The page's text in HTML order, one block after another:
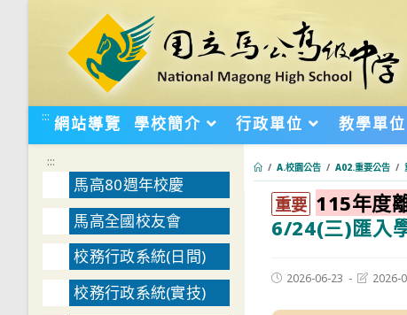
::: 網站導覽 學校簡介 行政單位 教學單位
/ A.校園公告 / A02.重要公告 /
重要 115年度
6/24(三)匯入
Post2026-06-23
Post2026-
:::
馬高80週年校慶
馬高全國校友會
校務行政系統(日間)
校務行政系統(實技)